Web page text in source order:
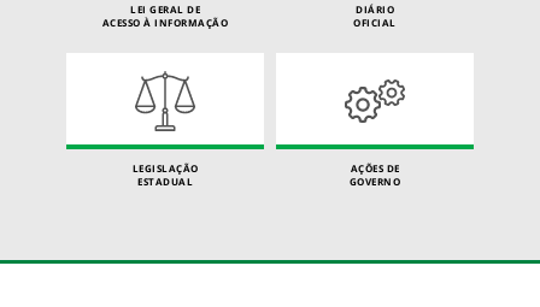
LEI GERAL DE
ACESSO À INFORMAÇÃO
DIÁRIO
OFICIAL
LEGISLAÇÃO
ESTADUAL
AÇÕES DE
GOVERNO